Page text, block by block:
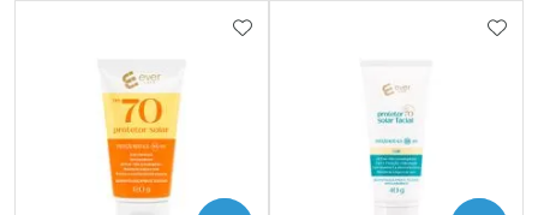
ADICIONAR AOS FAVORITOS